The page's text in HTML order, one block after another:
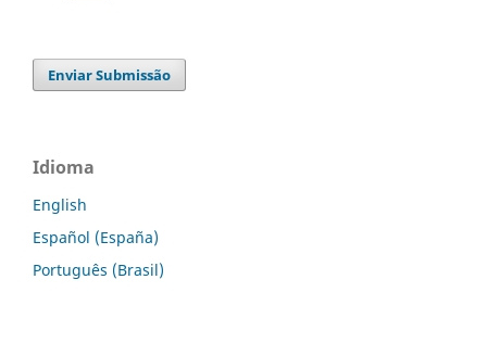
Enviar Submissão
Idioma
English
Español (España)
Português (Brasil)